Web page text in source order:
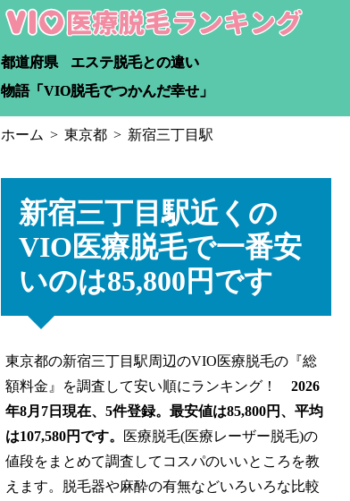
都道府県
エステ脱毛との違い
物語「VIO脱毛でつかんだ幸せ」
ホーム 東京都 新宿三丁目駅
新宿三丁目駅近くの
VIO医療脱毛で一番安
いのは85,800円です
東京都の新宿三丁目駅周辺のVIO医療脱毛の『総
額料金』を調査して安い順にランキング！ 2026
年8月7日現在、5件登録。最安値は85,800円、平均
は107,580円です。
医療脱毛(医療レーザー脱毛)の
値段をまとめて調査してコスパのいいところを教
えます。脱毛器や麻酔の有無などいろいろな比較